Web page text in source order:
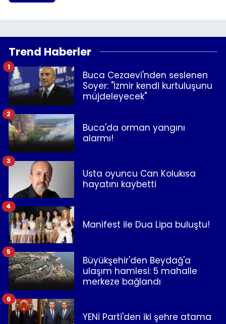
Trend Haberler
Buca Cezaevi'nden seslenen
Soyer: "İzmir kendi kurtuluşunu
müjdeleyecek"
1
Buca'da orman yangını
alarmı!
2
Usta oyuncu Can Kolukısa
hayatını kaybetti
3
Manifest ile Dua Lipa buluştu!
4
Büyükşehir'den Beydağ'a
ulaşım hamlesi: 5 mahalle
merkeze bağlandı
5
YENİ Parti'den iki şehre atama
6